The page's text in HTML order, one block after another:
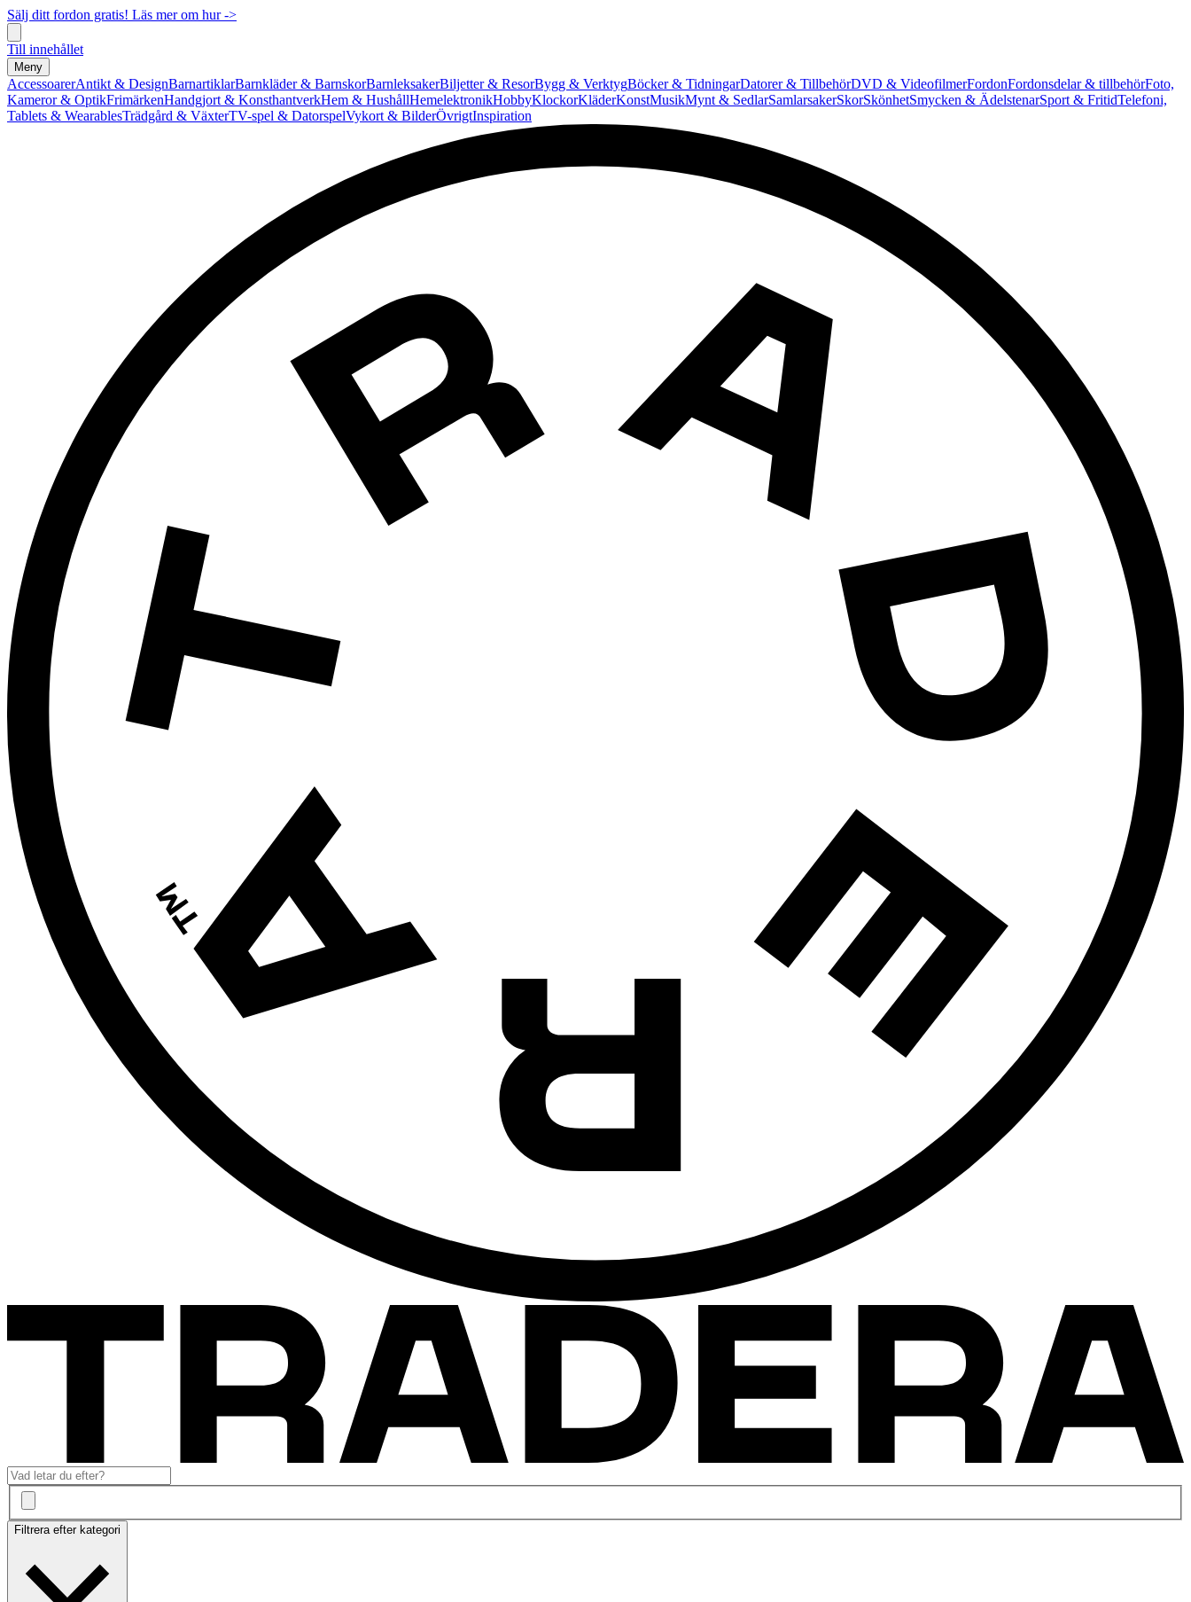
Sälj ditt fordon gratis! Läs mer om hur ->
Till innehållet
Meny
AccessoarerAntikt & DesignBarnartiklarBarnkläder & BarnskorBarnleksakerBiljetter & ResorBygg & VerktygBöcker & TidningarDatorer & TillbehörDVD & VideofilmerFordonFordonsdelar & tillbehörFoto,
Kameror & OptikFrimärkenHandgjort & KonsthantverkHem & HushållHemelektronikHobbyKlockorKläderKonstMusikMynt & SedlarSamlarsakerSkorSkönhetSmycken & ÄdelstenarSport & FritidTelefoni,
Tablets & WearablesTrädgård & VäxterTV-spel & DatorspelVykort & BilderÖvrigtInspiration
Filtrera efter kategori